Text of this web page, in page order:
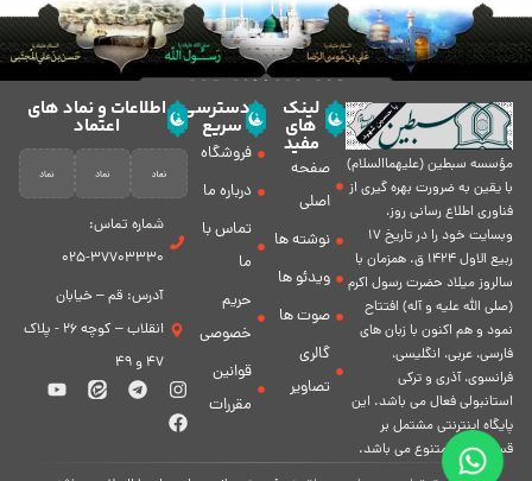
مؤسسه سبطين (عليهماالسلام)
با يقين به ضرورت بهره گیرى از
فناورى اطلاع رسانى روز،
وبسایت خود را در تاريخ 17
ربيع الاول 1424 ق. همزمان با
سالروز ميلاد حضرت رسول اكرم
(صلی الله علیه و آله) افتتاح
نمود و هم اكنون با زبان های
فارسی، عربى، انگلیسی،
فرانسوی، آذری و ترکی
استانبولی فعال مى باشد. اين
پايگاه اينترنتى مشتمل بر
قسمت هاى متنوع مى باشد.
لینک
های
مفید
صفحه
اصلی
نوشته ها
ویدئو ها
صوت ها
گالری
تصاویر
دسترسی
سریع
فروشگاه
درباره ما
تماس با
ما
حریم
خصوصی
قوانین
مقررات
اطلاعات و نماد های
اعتماد
شماره تماس:
37703330-025
آدرس: قم – خیابان
انقلاب – کوچه 26 - پلاک
47 و 49